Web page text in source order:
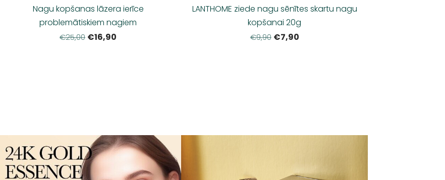
Nagu kopšanas lāzera ierīce
problemātiskiem nagiem
€25,00 €16,90
LANTHOME ziede nagu sēnītes skartu nagu
kopšanai 20g
€9,90 €7,90